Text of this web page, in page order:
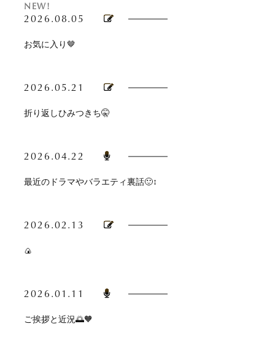
NEW!
2026.08.05
お気に入り🤎
2026.05.21
折り返しひみつきち🤫
2026.04.22
最近のドラマやバラエティ裏話🙂‍↕️
2026.02.13
🍙
2026.01.11
ご挨拶と近況🌅🧡